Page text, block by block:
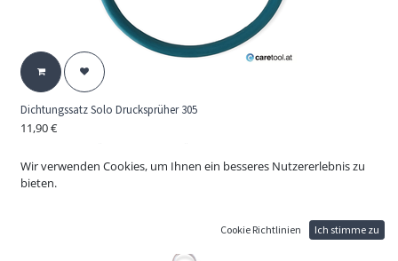
Dichtungssatz Solo Drucksprüher 305
11,90€
Original Solo Ersatzteil (OEM) Bild 4,8 und 9 ; siehe Anhang
Explosionszeichnung
Wir verwenden Cookies, um Ihnen ein besseres Nutzererlebnis zu
bieten.
Cookie Richtlinien Ich stimme zu